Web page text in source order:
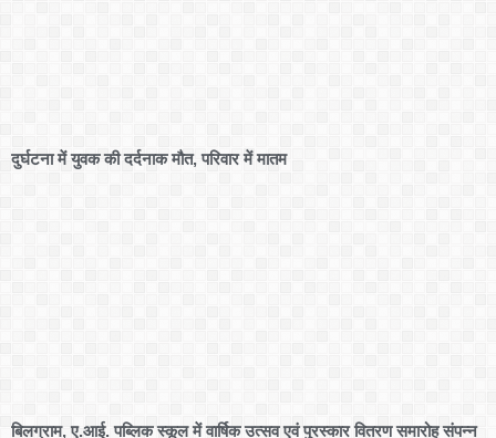
दुर्घटना में युवक की दर्दनाक मौत, परिवार में मातम
बिलग्राम, ए.आई. पब्लिक स्कूल में वार्षिक उत्सव एवं पुरस्कार वितरण समारोह संपन्न